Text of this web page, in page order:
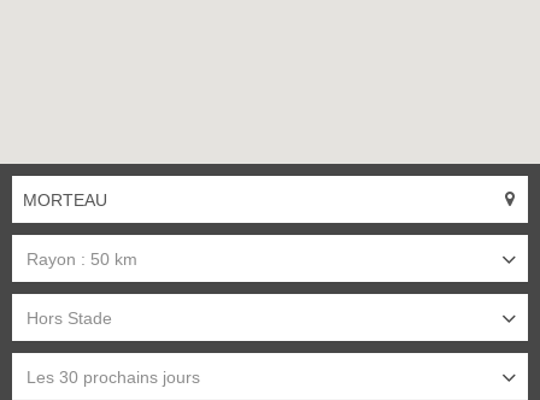
Rayon : 50 km
Hors Stade
Les 30 prochains jours